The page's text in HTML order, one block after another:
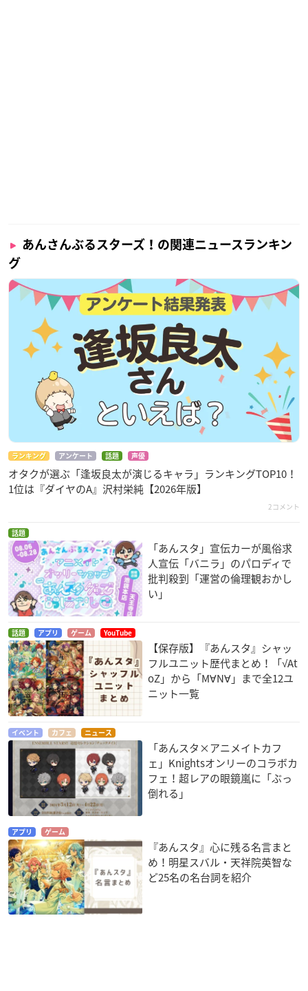
あんさんぶるスターズ！の関連ニュースランキン
グ
ランキング アンケート 話題 声優
オタクが選ぶ「逢坂良太が演じるキャラ」ランキングTOP10！
1位は『ダイヤのA』沢村栄純【2026年版】
2コメント
話題
「あんスタ」宣伝カーが風俗求
人宣伝「バニラ」のパロディで
批判殺到「運営の倫理観おかし
い」
話題 アプリ ゲーム YouTube
【保存版】『あんスタ』シャッ
フルユニット歴代まとめ！「√At
oZ」から「M∀N∀」まで全12ユ
ニット一覧
イベント カフェ ニュース
「あんスタ×アニメイトカフ
ェ」Knightsオンリーのコラボカ
フェ！超レアの眼鏡嵐に「ぶっ
倒れる」
アプリ ゲーム
『あんスタ』心に残る名言まと
め！明星スバル・天祥院英智な
ど25名の名台詞を紹介